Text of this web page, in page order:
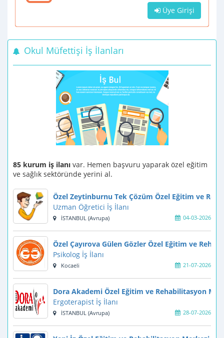
Üye Girişi
Okul Müfettişi İş İlanları
85 kurum iş ilanı var. Hemen başvuru yaparak özel eğitim
ve sağlık sektöründe yerini al.
Özel Zeytinburnu Tek Çözüm Özel Eğitim ve
Uzman Öğretici İş İlanı
04-03-2026
İSTANBUL (Avrupa)
Özel Çayırova Gülen Gözler Özel Eğitim ve
Psikolog İş İlanı
21-07-2026
Kocaeli
Dora Akademi Özel Eğitim ve Rehabilitasyon
Ergoterapist İş İlanı
28-07-2026
İSTANBUL (Avrupa)